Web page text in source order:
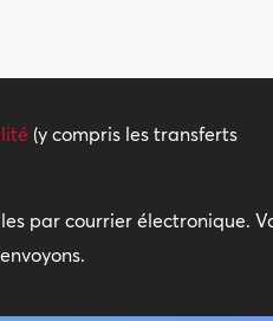
(y compris les transferts
par courrier électronique.